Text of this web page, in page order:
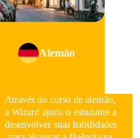
Alemão
Através do curso de alemão,
a Wizard ajuda o estudante a
desenvolver suas habilidades